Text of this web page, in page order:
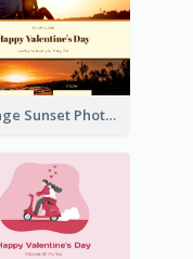
Orange Sunset Photo Valentines Day Gift Card